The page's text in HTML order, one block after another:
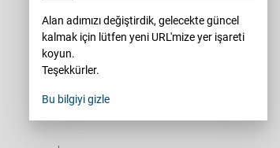
Alan adımızı değiştirdik, gelecekte güncel
kalmak için lütfen yeni URL'mize yer işareti
koyun.
Teşekkürler.
Bu bilgiyi gizle